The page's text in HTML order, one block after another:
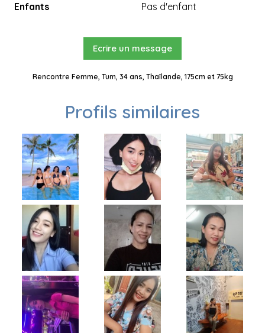
Enfants
Pas d'enfant
Ecrire un message
Rencontre Femme, Tum, 34 ans, Thaïlande, 175cm et 75kg
Profils similaires